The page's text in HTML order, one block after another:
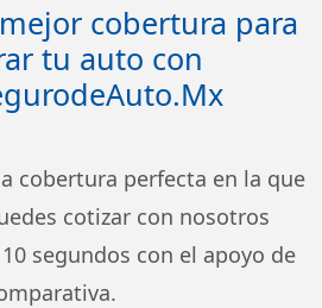
cobertura para
tu auto con
cobertura perfecta en la que
cotizar con nosotros
segundos con el apoyo de